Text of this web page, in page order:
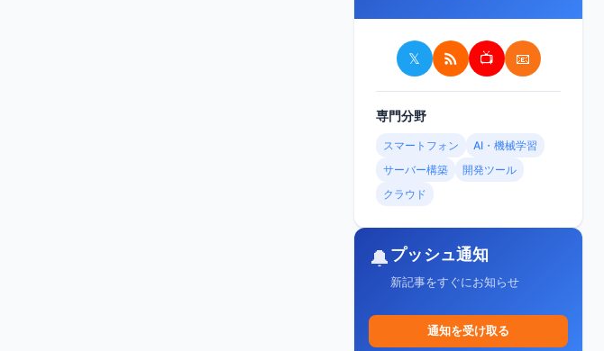
𝕏 📺 📧
専門分野
スマートフォン
AI・機械学習
サーバー構築
開発ツール
クラウド
🔔プッシュ通知
新記事をすぐにお知らせ
通知を受け取る